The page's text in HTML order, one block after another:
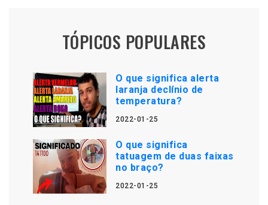
TÓPICOS POPULARES
O que significa alerta
laranja declínio de
temperatura?
2022-01-25
O que significa
tatuagem de duas faixas
no braço?
2022-01-25